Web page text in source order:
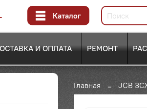
Каталог
И ОПЛАТА РЕМОНТ
Главная JCB